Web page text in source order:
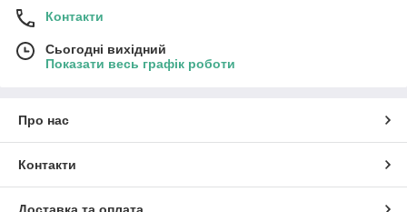
Контакти
Сьогодні вихідний
Показати весь графік роботи
Про нас
Контакти